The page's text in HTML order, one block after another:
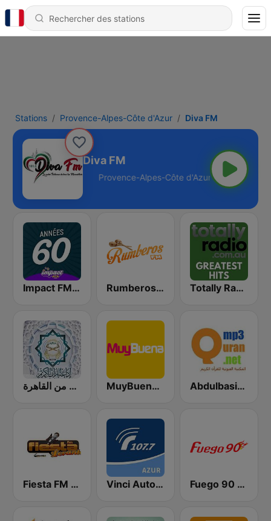
Stations Provence-Alpes-Côte d'Azur Diva FM
Diva FM
- 101.8 FM
Impact FM - Années 60 Rumberos FM Totally Radio Greatest Hits
إذاعة القرآن الكريم من القاهرة MuyBuena Valencia Abdulbasit Abdulsamad WARSH Radio
Fiesta FM - Levante Vinci Autoroute Côte d'Azur Fuego 90 La Salsera